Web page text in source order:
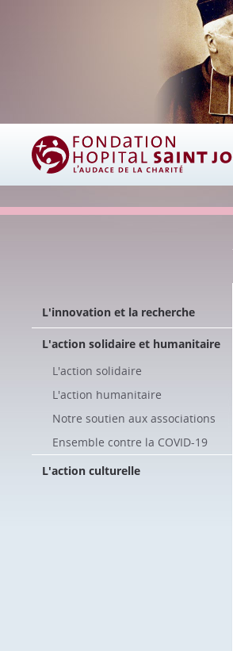
Fondation
L'innovation et la recherche
L'action solidaire et humanitaire
L'action solidaire
L'action humanitaire
Notre soutien aux associations
Ensemble contre la COVID-19
L'action culturelle